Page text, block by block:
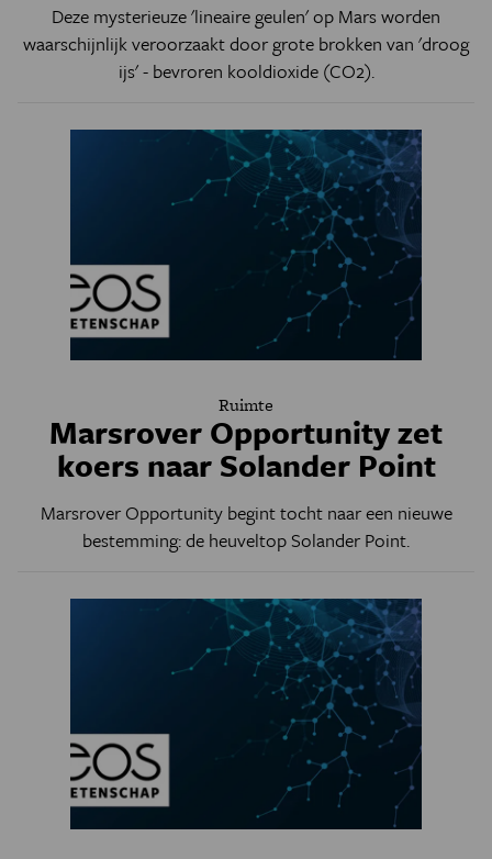
Deze mysterieuze 'lineaire geulen' op Mars worden
waarschijnlijk veroorzaakt door grote brokken van 'droog
ijs' - bevroren kooldioxide (CO2).
Ruimte
Marsrover Opportunity zet
koers naar Solander Point
Marsrover Opportunity begint tocht naar een nieuwe
bestemming: de heuveltop Solander Point.